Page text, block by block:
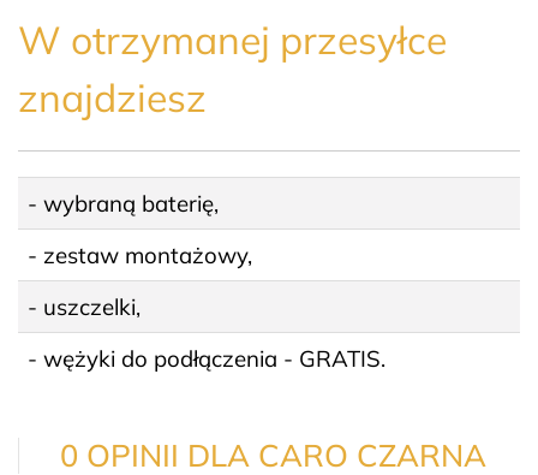
W otrzymanej przesyłce
znajdziesz
- wybraną baterię,
- zestaw montażowy,
- uszczelki,
- wężyki do podłączenia - GRATIS.
0 OPINII DLA CARO CZARNA